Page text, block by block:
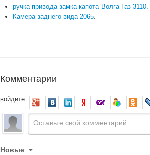
ручка привода замка капота Волга Газ-3110.
Камера заднего вида 2065.
Комментарии
войдите
Новые